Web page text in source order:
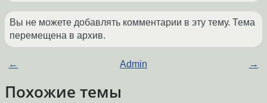
Вы не можете добавлять комментарии в эту тему. Тема
перемещена в архив.
← Admin →
Похожие темы